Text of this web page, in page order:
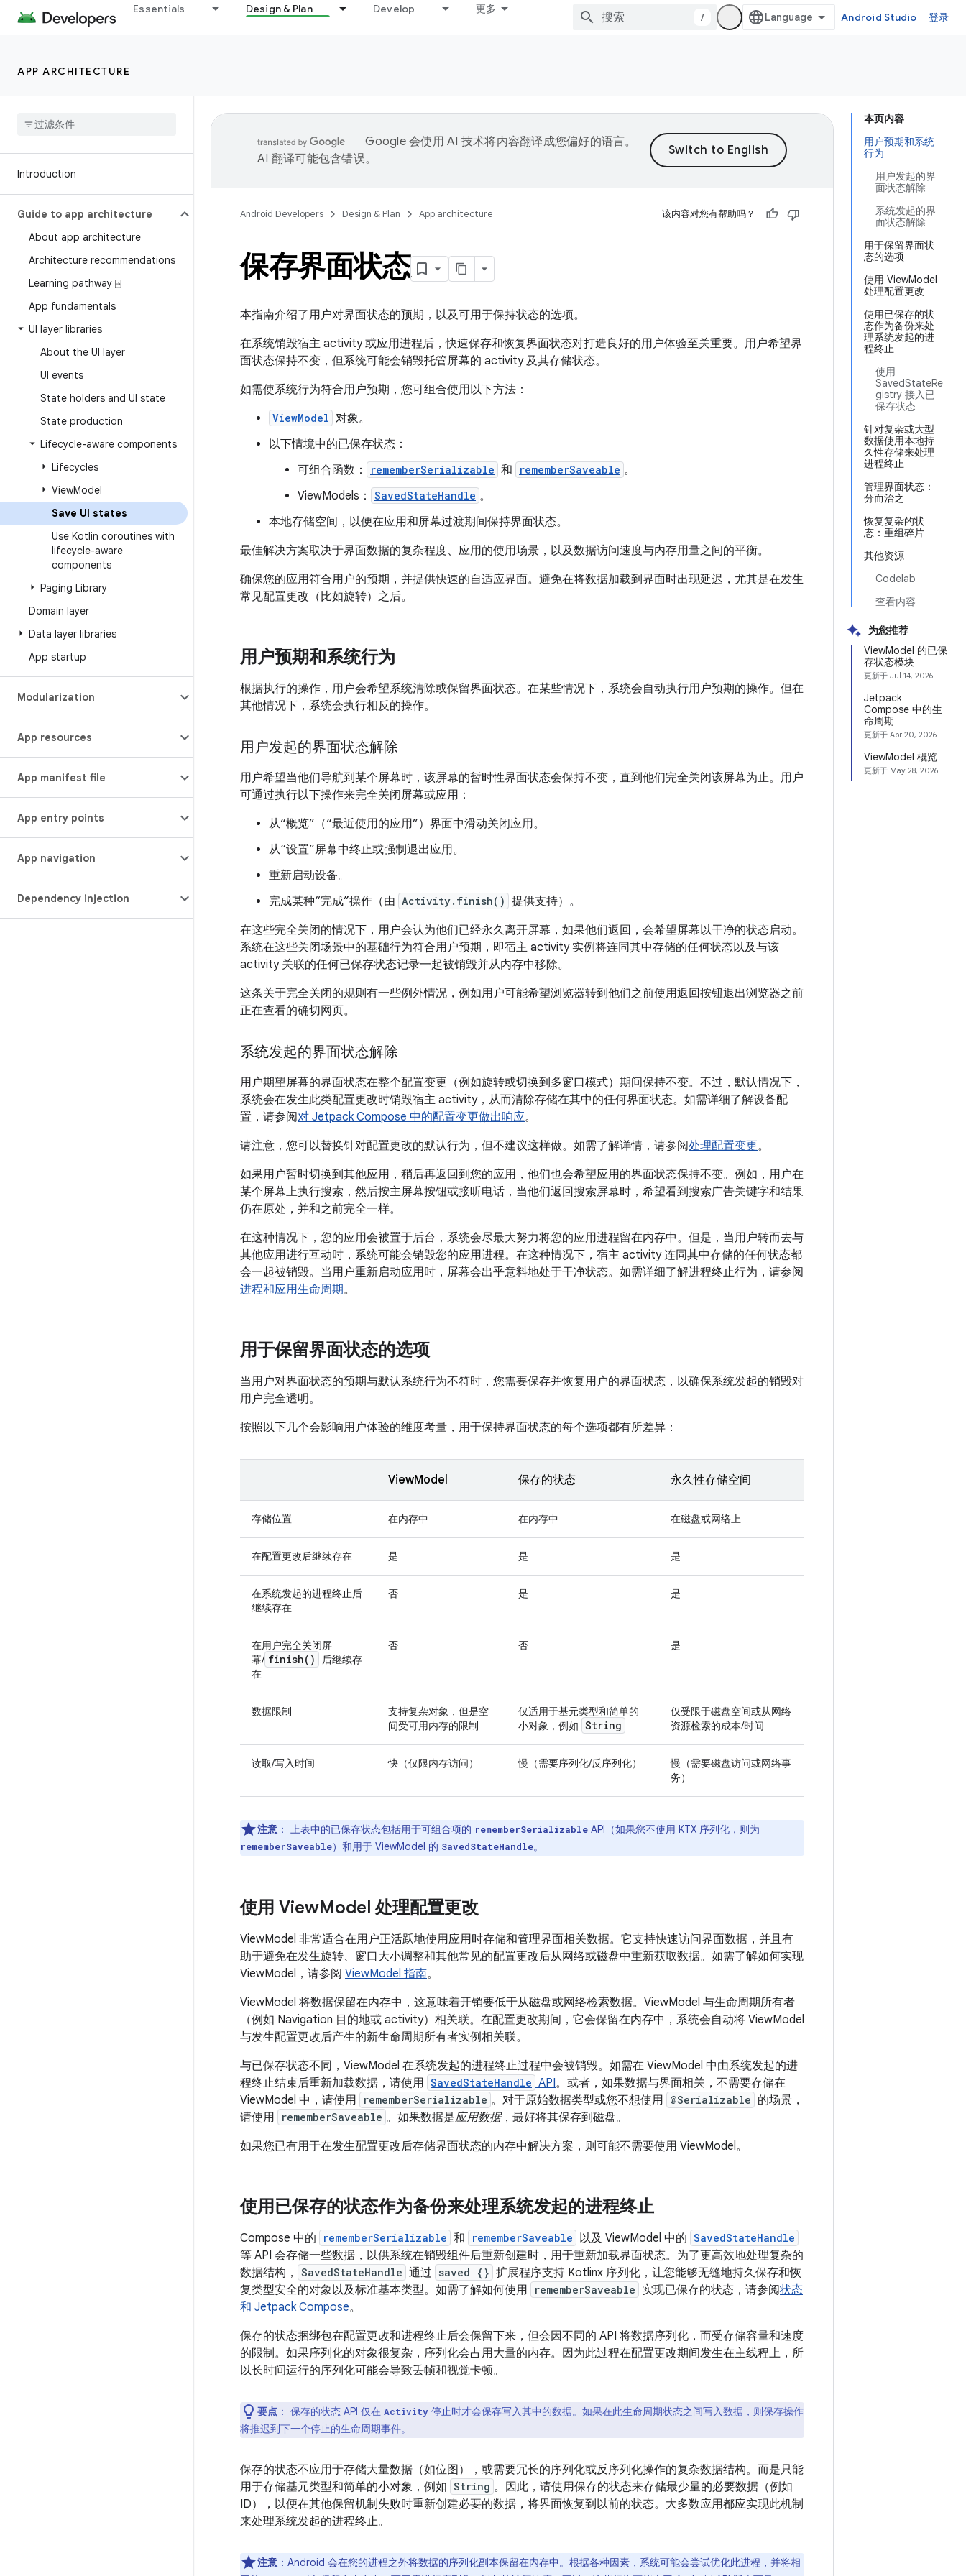
Essentials Design & Plan Develop 更多
/ Android Studio 登录
APP ARCHITECTURE
Introduction
Guide to app architecture
About app architecture
Architecture recommendations
Learning pathway ⍈
App fundamentals
UI layer libraries
About the UI layer
UI events
State holders and UI state
State production
Lifecycle-aware components
Lifecycles
ViewModel
Save UI states
Use Kotlin coroutines with
lifecycle-aware
components
Paging Library
Domain layer
Data layer libraries
App startup
Modularization
App resources
App manifest file
App entry points
App navigation
Dependency injection
本页内容
用户预期和系统
行为
用户发起的界
面状态解除
系统发起的界
面状态解除
用于保留界面状
态的选项
使用 ViewModel
处理配置更改
使用已保存的状
态作为备份来处
理系统发起的进
程终止
使用
SavedStateRe
gistry 接入已
保存状态
针对复杂或大型
数据使用本地持
久性存储来处理
进程终止
管理界面状态：
分而治之
恢复复杂的状
态：重组碎片
其他资源
Codelab
查看内容
为您推荐
ViewModel 的已保
存状态模块
更新于 Jul 14, 2026
Jetpack
Compose 中的生
命周期
更新于 Apr 20, 2026
ViewModel 概览
更新于 May 28, 2026
Google 会使用 AI 技术将内容翻译成您偏好的语言。
AI 翻译可能包含错误。
Android Developers Design & Plan App architecture 该内容对您有帮助吗？
保存界面状态
本指南介绍了用户对界面状态的预期，以及可用于保持状态的选项。
在系统销毁宿主 activity 或应用进程后，快速保存和恢复界面状态对打造良好的用户体验至关重要。用户希望界
面状态保持不变，但系统可能会销毁托管屏幕的 activity 及其存储状态。
如需使系统行为符合用户预期，您可组合使用以下方法：
ViewModel 对象。
以下情境中的已保存状态：
可组合函数：
rememberSerializable 和 rememberSaveable 。
ViewModels：
SavedStateHandle 。
本地存储空间，以便在应用和屏幕过渡期间保持界面状态。
最佳解决方案取决于界面数据的复杂程度、应用的使用场景，以及数据访问速度与内存用量之间的平衡。
确保您的应用符合用户的预期，并提供快速的自适应界面。避免在将数据加载到界面时出现延迟，尤其是在发生
常见配置更改（比如旋转）之后。
用户预期和系统行为
根据执行的操作，用户会希望系统清除或保留界面状态。在某些情况下，系统会自动执行用户预期的操作。但在
其他情况下，系统会执行相反的操作。
用户发起的界面状态解除
用户希望当他们导航到某个屏幕时，该屏幕的暂时性界面状态会保持不变，直到他们完全关闭该屏幕为止。用户
可通过执行以下操作来完全关闭屏幕或应用：
从“概览”（“最近使用的应用”）界面中滑动关闭应用。
从“设置”屏幕中终止或强制退出应用。
重新启动设备。
完成某种“完成”操作（由 Activity.finish() 提供支持）。
在这些完全关闭的情况下，用户会认为他们已经永久离开屏幕，如果他们返回，会希望屏幕以干净的状态启动。
系统在这些关闭场景中的基础行为符合用户预期，即宿主 activity 实例将连同其中存储的任何状态以及与该
activity 关联的任何已保存状态记录一起被销毁并从内存中移除。
这条关于完全关闭的规则有一些例外情况，例如用户可能希望浏览器转到他们之前使用返回按钮退出浏览器之前
正在查看的确切网页。
系统发起的界面状态解除
用户期望屏幕的界面状态在整个配置变更（例如旋转或切换到多窗口模式）期间保持不变。不过，默认情况下，
系统会在发生此类配置更改时销毁宿主 activity，从而清除存储在其中的任何界面状态。如需详细了解设备配
置，请参阅对 Jetpack Compose 中的配置变更做出响应。
请注意，您可以替换针对配置更改的默认行为，但不建议这样做。如需了解详情，请参阅处理配置变更。
如果用户暂时切换到其他应用，稍后再返回到您的应用，他们也会希望应用的界面状态保持不变。例如，用户在
某个屏幕上执行搜索，然后按主屏幕按钮或接听电话，当他们返回搜索屏幕时，希望看到搜索广告关键字和结果
仍在原处，并和之前完全一样。
在这种情况下，您的应用会被置于后台，系统会尽最大努力将您的应用进程留在内存中。但是，当用户转而去与
其他应用进行互动时，系统可能会销毁您的应用进程。在这种情况下，宿主 activity 连同其中存储的任何状态都
会一起被销毁。当用户重新启动应用时，屏幕会出乎意料地处于干净状态。如需详细了解进程终止行为，请参阅
进程和应用生命周期。
用于保留界面状态的选项
当用户对界面状态的预期与默认系统行为不符时，您需要保存并恢复用户的界面状态，以确保系统发起的销毁对
用户完全透明。
按照以下几个会影响用户体验的维度考量，用于保持界面状态的每个选项都有所差异：
ViewModel 保存的状态 永久性存储空间
存储位置 在内存中 在内存中 在磁盘或网络上
在配置更改后继续存在 是 是 是
在系统发起的进程终止后
继续存在
否 是 是
在用户完全关闭屏
幕/ finish( )
后继续存
在
否 否 是
数据限制
支持复杂对象，但是空
间受可用内存的限制
仅适用于基元类型和简单的
小对象，例如 String
仅受限于磁盘空间或从网络
资源检索的成本/时间
读取/写入时间 快（仅限内存访问） 慢（需要序列化/反序列化）
慢（需要磁盘访问或网络事
务）
注意 ： 上表中的已保存状态包括用于可组合项的 rememberSerializable API（如果您不使用 KTX 序列化，则为
rememberSaveable）和用于 ViewModel 的 SavedStateHandle。
使用 ViewModel 处理配置更改
ViewModel 非常适合在用户正活跃地使用应用时存储和管理界面相关数据。它支持快速访问界面数据，并且有
助于避免在发生旋转、窗口大小调整和其他常见的配置更改后从网络或磁盘中重新获取数据。如需了解如何实现
ViewModel，请参阅 ViewModel 指南。
ViewModel 将数据保留在内存中，这意味着开销要低于从磁盘或网络检索数据。ViewModel 与生命周期所有者
（例如 Navigation 目的地或 activity）相关联。在配置更改期间，它会保留在内存中，系统会自动将 ViewModel
与发生配置更改后产生的新生命周期所有者实例相关联。
与已保存状态不同，ViewModel 在系统发起的进程终止过程中会被销毁。如需在 ViewModel 中由系统发起的进
程终止结束后重新加载数据，请使用 SavedStateHandle API。或者，如果数据与界面相关，不需要存储在
ViewModel 中，请使用
rememberSerializable 。对于原始数据类型或您不想使用 @Serializable 的场景，
请使用
rememberSaveable 。如果数据是应用数据，最好将其保存到磁盘。
如果您已有用于在发生配置更改后存储界面状态的内存中解决方案，则可能不需要使用 ViewModel。
使用已保存的状态作为备份来处理系统发起的进程终止
Compose 中的 rememberSerializable 和 rememberSaveable 以及 ViewModel 中的 SavedStateHandle
等 API 会存储一些数据，以供系统在销毁组件后重新创建时，用于重新加载界面状态。为了更高效地处理复杂的
数据结构，
SavedStateHandle 通过 saved {} 扩展程序支持 Kotlinx 序列化，让您能够无缝地持久保存和恢
复类型安全的对象以及标准基本类型。如需了解如何使用
rememberSaveable 实现已保存的状态，请参阅状态
和 Jetpack Compose。
保存的状态捆绑包在配置更改和进程终止后会保留下来，但会因不同的 API 将数据序列化，而受存储容量和速度
的限制。如果序列化的对象很复杂，序列化会占用大量的内存。因为此过程在配置更改期间发生在主线程上，所
以长时间运行的序列化可能会导致丢帧和视觉卡顿。
要点 ： 保存的状态 API 仅在 Activity 停止时才会保存写入其中的数据。如果在此生命周期状态之间写入数据，则保存操作
将推迟到下一个停止的生命周期事件。
保存的状态不应用于存储大量数据（如位图），或需要冗长的序列化或反序列化操作的复杂数据结构。而是只能
用于存储基元类型和简单的小对象，例如 String 。因此，请使用保存的状态来存储最少量的必要数据（例如
ID），以便在其他保留机制失败时重新创建必要的数据，将界面恢复到以前的状态。大多数应用都应实现此机制
来处理系统发起的进程终止。
注意 ：Android 会在您的进程之外将数据的序列化副本保留在内存中。根据各种因素，系统可能会尝试优化此进程，并将相